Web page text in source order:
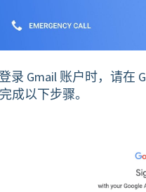
录 Gmail 账户时，请在
成以下步骤。